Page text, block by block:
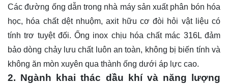
Các đường ống dẫn trong nhà máy sản xuất phân bón hóa
học, hóa chất dệt nhuộm, axit hữu cơ đòi hỏi vật liệu có
tính trơ tuyệt đối. Ống inox chịu hóa chất mác 316L đảm
bảo dòng chảy lưu chất luôn an toàn, không bị biến tính và
không ăn mòn xuyên qua thành ống dưới áp lực cao.
2. Ngành khai thác dầu khí và năng lượng